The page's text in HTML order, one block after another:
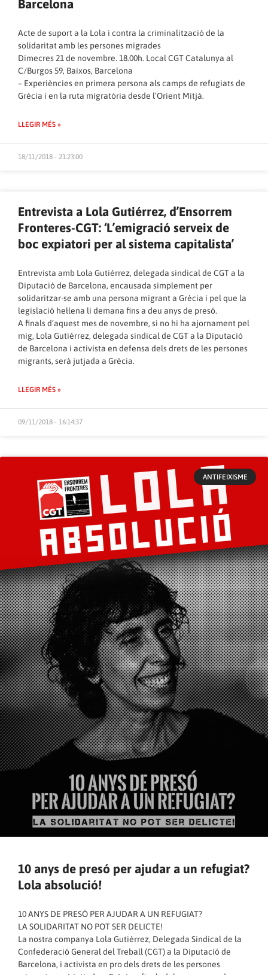
Barcelona
Acte de suport a la Lola i contra la criminalització de la
solidaritat amb les persones migrades
Dimecres 21 de novembre. 18.00h. Local CGT Catalunya al
C/Burgos 59, Baixos, Barcelona
– Experiències en primera persona als camps de refugiats de
Grècia i en la ruta migratòria desde l’Orient Mitjà.
LLEGIR MÉS »
18/11/2018 - 21:23:00
Entrevista a Lola Gutiérrez, d’Ensorrem
Fronteres-CGT: ‘L’emigració serveix de
boc expiatori per al sistema capitalista’
Entrevista amb Lola Gutiérrez, delegada sindical de CGT a la
Diputació de Barcelona, encausada simplement per
solidaritzar-se amb una persona migrant a Grècia i pel que la
legislació hel·lena li demana fins a deu anys de presó.
A finals d’aquest mes de novembre, si no hi ha ajornament pel
mig, Lola Gutiérrez, delegada sindical de CGT a la Diputació
de Barcelona i activista en defensa dels drets de les persones
migrants, serà jutjada a Grècia.
LLEGIR MÉS »
09/11/2018 - 16:14:37
ANTIFEIXISME
10 anys de presó per ajudar a un refugiat?
Lola absolució!
10 ANYS DE PRESÓ PER AJUDAR A UN REFUGIAT?
LA SOLIDARITAT NO POT SER DELICTE!
La nostra companya Lola Gutiérrez, Delegada Sindical de la
Confederació General del Treball (CGT) a la Diputació de
Barcelona, i activista en pro dels drets de les persones